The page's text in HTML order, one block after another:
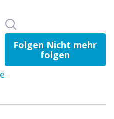
Folgen Nicht mehr
folgen